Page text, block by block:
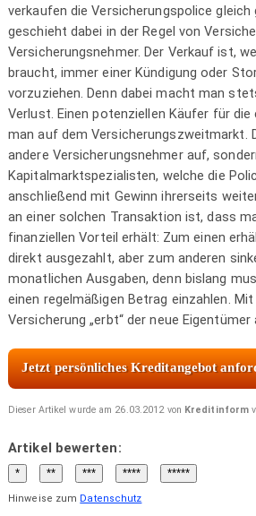
verkaufen die Versicherungspolice gleich
geschieht dabei in der Regel von
Versicherungsnehmer. Der Verkauf ist,
braucht, immer einer Kündigung oder
vorzuziehen. Denn dabei macht man
Verlust. Einen potenziellen Käufer für
man auf dem Versicherungszweitmarkt.
andere Versicherungsnehmer auf,
Kapitalmarktspezialisten, welche die
anschließend mit Gewinn ihrerseits
an einer solchen Transaktion ist, dass
finanziellen Vorteil erhält: Zum einen
direkt ausgezahlt, aber zum anderen
monatlichen Ausgaben, denn bislang
einen regelmäßigen Betrag einzahlen.
Versicherung „erbt“ der neue
Jetzt persönliches Kreditangebot
Dieser Artikel wurde am 26.03.2012 von Kreditinform
Artikel bewerten:
Hinweise zum Datenschutz